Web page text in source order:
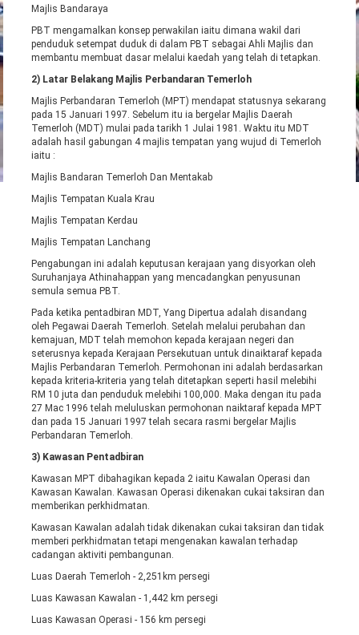
Majlis Bandaraya
PBT mengamalkan konsep perwakilan iaitu dimana wakil dari
penduduk setempat duduk di dalam PBT sebagai Ahli Majlis dan
membantu membuat dasar melalui kaedah yang telah di tetapkan.
2) Latar Belakang Majlis Perbandaran Temerloh
Majlis Perbandaran Temerloh (MPT) mendapat statusnya sekarang
pada 15 Januari 1997. Sebelum itu ia bergelar Majlis Daerah
Temerloh (MDT) mulai pada tarikh 1 Julai 1981. Waktu itu MDT
adalah hasil gabungan 4 majlis tempatan yang wujud di Temerloh
iaitu :
Majlis Bandaran Temerloh Dan Mentakab
Majlis Tempatan Kuala Krau
Majlis Tempatan Kerdau
Majlis Tempatan Lanchang
Pengabungan ini adalah keputusan kerajaan yang disyorkan oleh
Suruhanjaya Athinahappan yang mencadangkan penyusunan
semula semua PBT.
Pada ketika pentadbiran MDT, Yang Dipertua adalah disandang
oleh Pegawai Daerah Temerloh. Setelah melalui perubahan dan
kemajuan, MDT telah memohon kepada kerajaan negeri dan
seterusnya kepada Kerajaan Persekutuan untuk dinaiktaraf kepada
Majlis Perbandaran Temerloh. Permohonan ini adalah berdasarkan
kepada kriteria-kriteria yang telah ditetapkan seperti hasil melebihi
RM 10 juta dan penduduk melebihi 100,000. Maka dengan itu pada
27 Mac 1996 telah meluluskan permohonan naiktaraf kepada MPT
dan pada 15 Januari 1997 telah secara rasmi bergelar Majlis
Perbandaran Temerloh.
3) Kawasan Pentadbiran
Kawasan MPT dibahagikan kepada 2 iaitu Kawalan Operasi dan
Kawasan Kawalan. Kawasan Operasi dikenakan cukai taksiran dan
memberikan perkhidmatan.
Kawasan Kawalan adalah tidak dikenakan cukai taksiran dan tidak
memberi perkhidmatan tetapi mengenakan kawalan terhadap
cadangan aktiviti pembangunan.
Luas Daerah Temerloh - 2,251km persegi
Luas Kawasan Kawalan - 1,442 km persegi
Luas Kawasan Operasi - 156 km persegi